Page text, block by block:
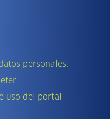
personales.
uso del portal